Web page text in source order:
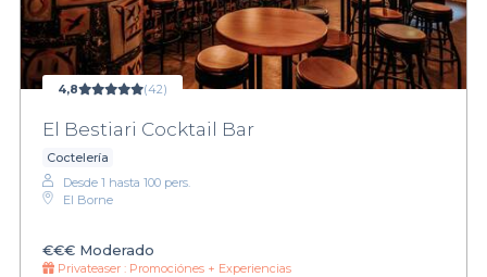
4,8 (42)
El Bestiari Cocktail Bar
Coctelería
Desde 1 hasta 100 pers.
El Borne
€€€ Moderado
Privateaser : Promociónes + Experiencias